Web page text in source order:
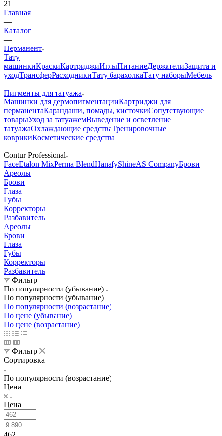
21
Главная
—
Каталог
—
Перманент
Тату
машинкиКраскиКартриджиИглыПитаниеДержателиЗащита и
уходТрансферРасходникиТату барахолкаТату наборыМебель
—
Пигменты для татуажа
Машинки для дермопигментацииКартриджи для
перманентаКарандаши, помады, кисточкиСопутствующие
товарыУход за татуажемВыведение и осветление
татуажаОхлаждающие средстваТренировочные
коврикиКосметические средства
—
Contur Professional
FaceEtalon MixPerma BlendHanafyShineAS CompanyБрови
Ареолы
Брови
Глаза
Губы
Корректоры
Разбавитель
Ареолы
Брови
Глаза
Губы
Корректоры
Разбавитель
Фильтр
По популярности (убывание)
По популярности (убывание)
По популярности (возрастание)
По цене (убывание)
По цене (возрастание)
Фильтр
Сортировка
По популярности (возрастание)
Цена
Цена
462